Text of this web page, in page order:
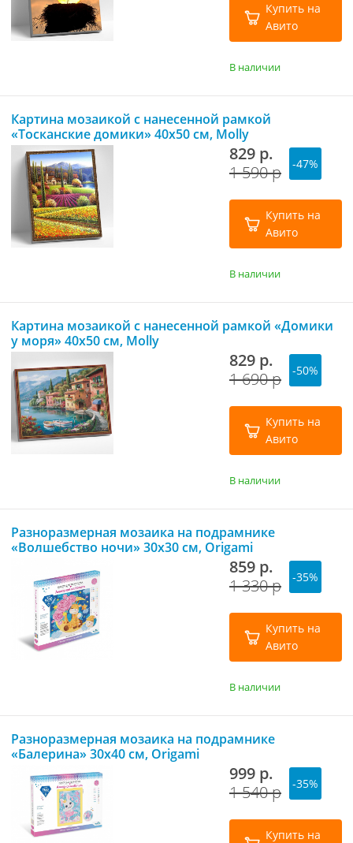
Купить на
Авито
В наличии
Картина мозаикой с нанесенной рамкой
«Тосканские домики» 40х50 см, Molly
829 р.
1 590 р
-47%
Купить на
Авито
В наличии
Картина мозаикой с нанесенной рамкой «Домики
у моря» 40х50 см, Molly
829 р.
1 690 р
-50%
Купить на
Авито
В наличии
Разноразмерная мозаика на подрамнике
«Волшебство ночи» 30х30 см, Origami
859 р.
1 330 р
-35%
Купить на
Авито
В наличии
Разноразмерная мозаика на подрамнике
«Балерина» 30х40 см, Origami
999 р.
1 540 р
-35%
Купить на